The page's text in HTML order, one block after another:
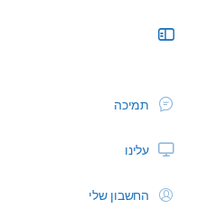
תמיכה
עלינו
החשבון שלי